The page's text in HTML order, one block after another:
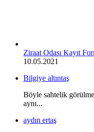
Ziraat Odası Kayıt
10.05.2021
Bilgiye altıntaş
Böyle sahtelik
aynı...
aydın ertaş